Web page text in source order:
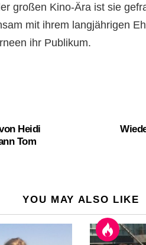
großen Kino-Ära ist sie
mit ihrem langjährigen
ihr Publikum.
Heidi
Tom
YOU MAY ALSO LIKE